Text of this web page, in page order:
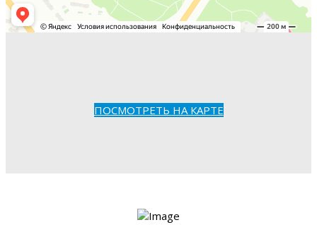
ПОСМОТРЕТЬ НА КАРТЕ